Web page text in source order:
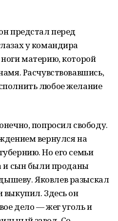
предстал перед
у командира
материю, которой
Расчувствовавшись,
любое желание
попросил свободу.
вернулся на
Но его семьи
и сын были проданы
Яковлев разыскал
выкупил. Здесь он
дело — жег уголь и